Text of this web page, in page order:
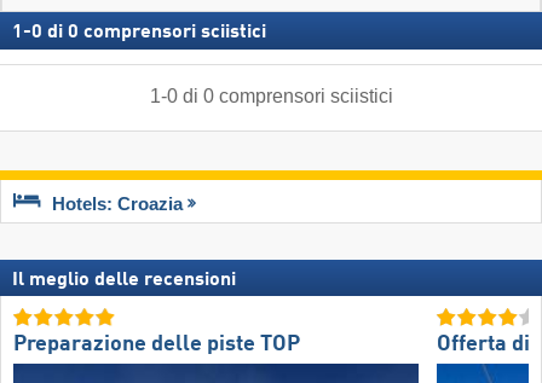
1 -0 di 0 comprensori sciistici
1-0di 0 comprensori sciistici
Hotels: Croazia
Il meglio delle recensioni
Preparazione delle piste TOP Offerta di